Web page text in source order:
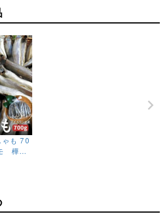
も 70
樺太